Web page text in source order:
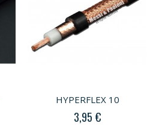
HYPERFLEX 10
3,95 €